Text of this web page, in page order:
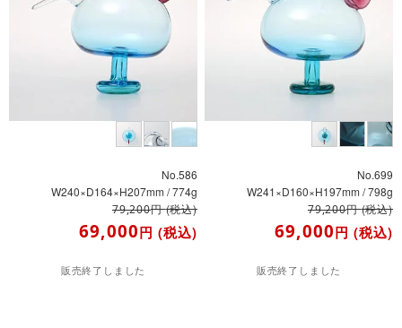
No.586
W240×D164×H207mm / 774g
79,200円(税込)
69,000円 (税込)
販売終了しました
No.699
W241×D160×H197mm / 798g
79,200円(税込)
69,000円 (税込)
販売終了しました